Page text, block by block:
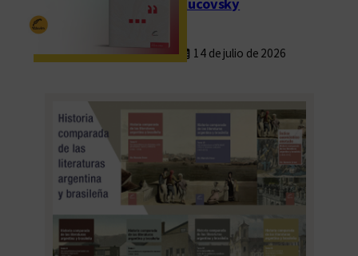
Rucovsky
14 de julio de 2026